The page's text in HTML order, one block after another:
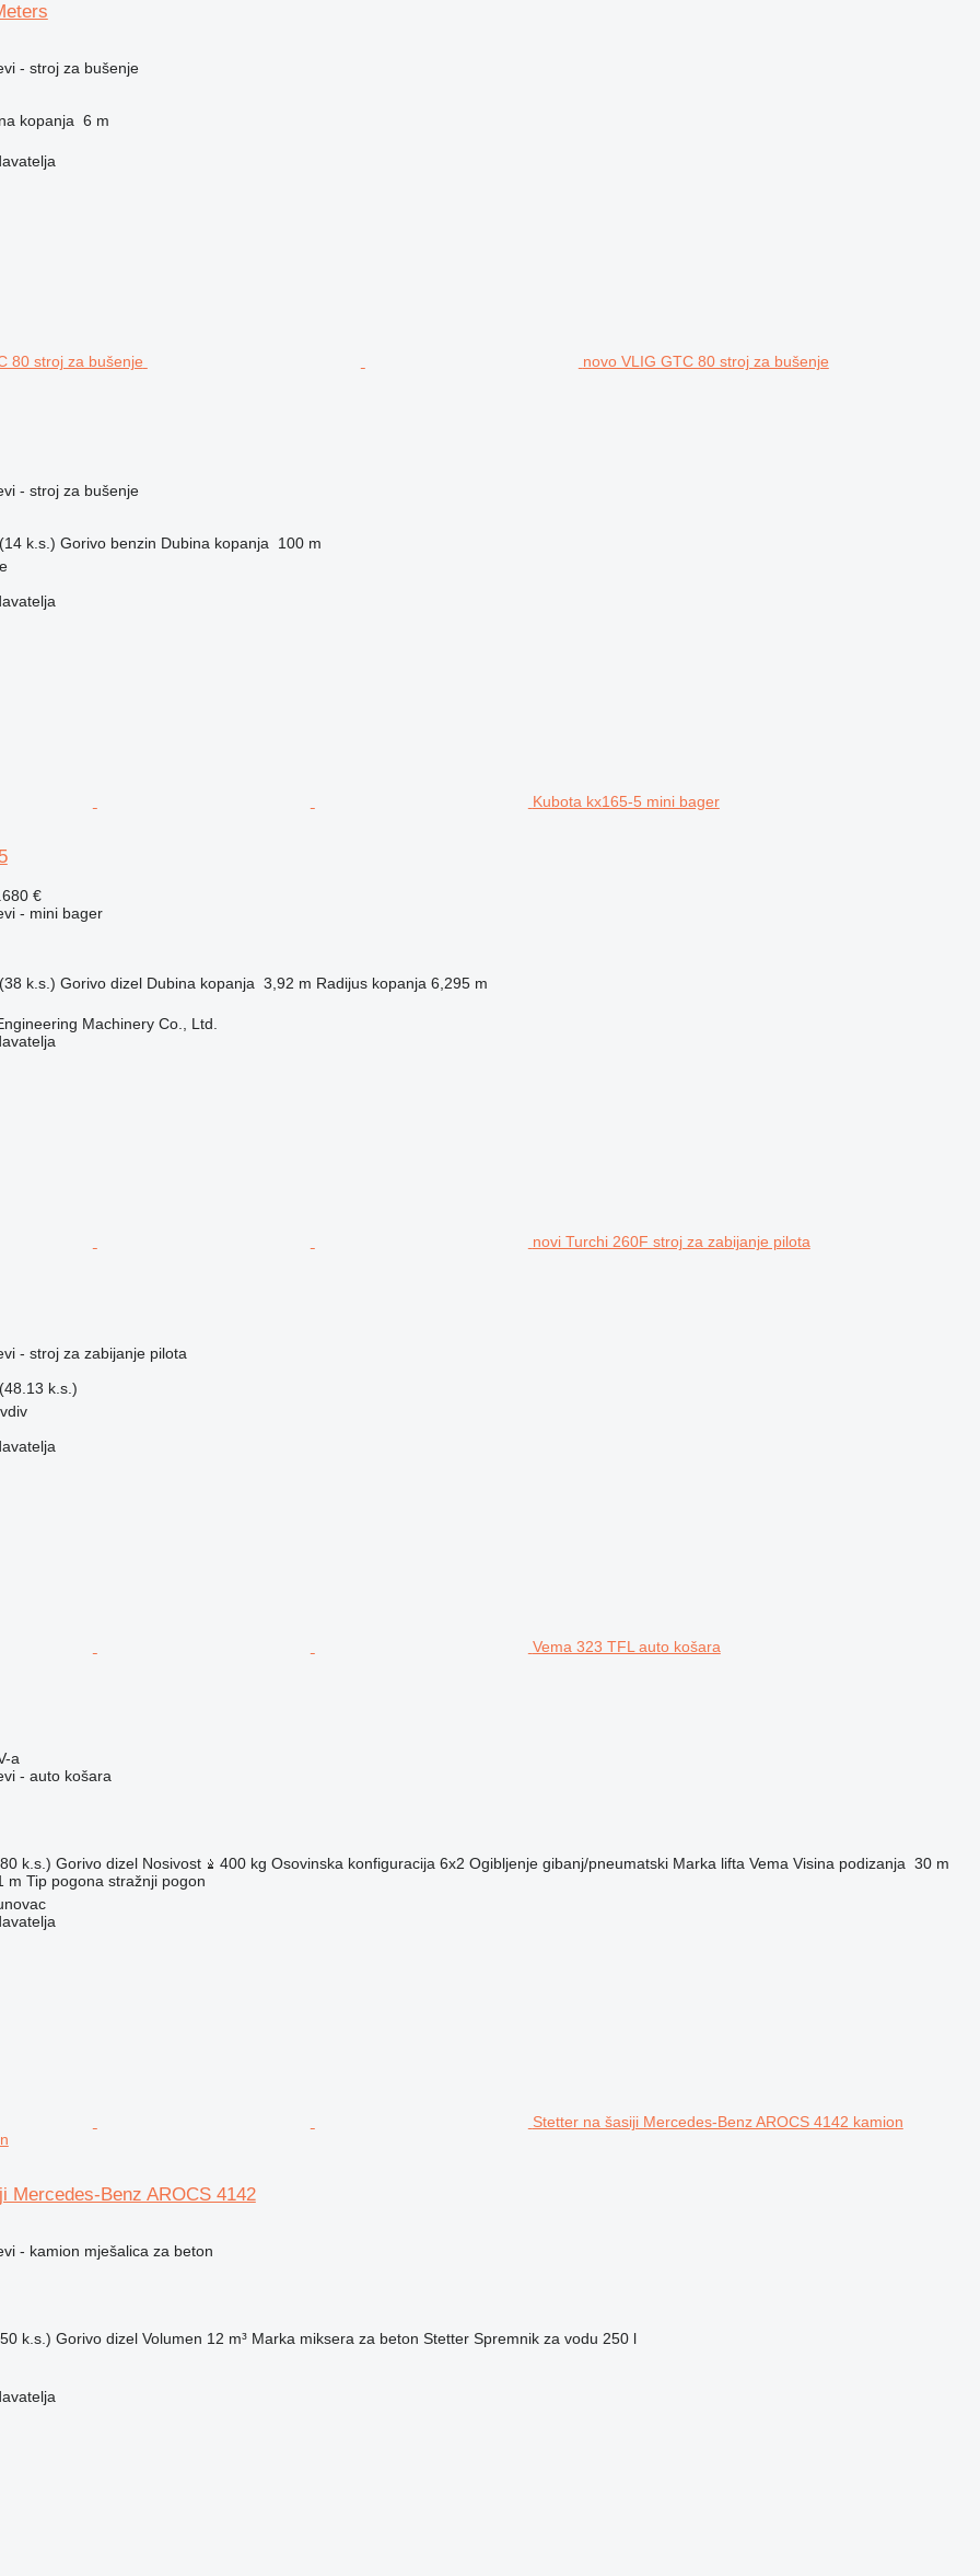
- stroj za bušenje
kopanja 6 m
novo VLIG GTC 80 stroj za bušenje
- stroj za bušenje
k.s.) Gorivo benzin Dubina kopanja
100 m
Kubota kx165-5 mini bager
€
- mini bager
k.s.) Gorivo dizel Dubina kopanja 3,92 m Radijus kopanja 6,295 m
Machinery Co., Ltd.
novi Turchi 260F stroj za zabijanje pilota
- stroj za zabijanje pilota
k.s.)
Vema 323 TFL auto košara
a
- auto košara
k.s.) Gorivo dizel Nosivost 400 kg Osovinska konfiguracija 6x2 Ogibljenje gibanj/pneumatski Marka lifta Vema Visina podizanja 30 m
m Tip pogona stražnji pogon
Stetter na šasiji Mercedes-Benz AROCS 4142 kamion
Mercedes-Benz AROCS 4142
- kamion mješalica za beton
k.s.) Gorivo dizel Volumen 12 m³ Marka miksera za beton Stetter Spremnik za vodu 250 l